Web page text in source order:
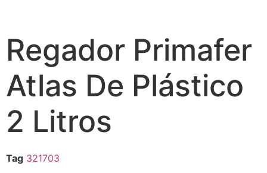
Regador Primafer
Atlas De Plástico
2 Litros
Tag 321703